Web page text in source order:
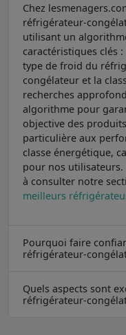
Chez
réfrigérateur-
utilisant un
caractéristiques clés
type de froid du
congélateur et la
recherches
algorithme pour
objective des
particulière aux
classe énergétique,
pour nos utilisateurs.
à consulter notre
meilleurs
Pourquoi faire
réfrigérateur-
Quels aspects sont
réfrigérateur-